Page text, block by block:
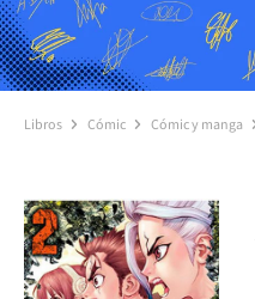
Libros Cómic Cómic y manga